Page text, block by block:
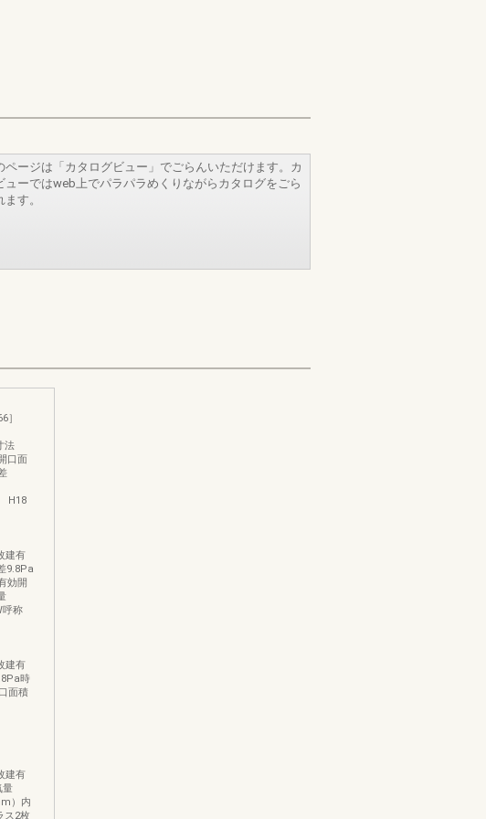
ページは「カタログビュー」でごらんいただけます。カ
ューではweb上でパラパラめくりながらカタログをごら
す。
］
法
口面
H18
建有
9.8Pa
効開
呼称
建有
時
面積
建有
量
）内
ス2枚